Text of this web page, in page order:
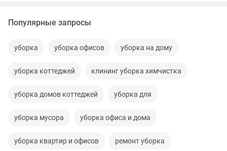
Популярные запросы
уборка уборка офисов уборка на дому
уборка коттеджей клининг уборка химчистка
уборка домов коттеджей уборка для
уборка мусора уборка офиса и дома
уборка квартир и офисов ремонт уборка